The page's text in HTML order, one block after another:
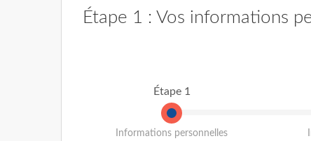
Étape 1 : Vos informations
Étape 1
Informations personnelles